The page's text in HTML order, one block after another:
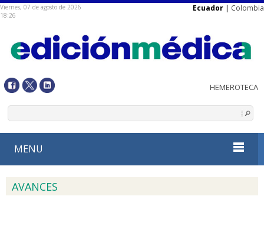
Viernes, 07 de agosto de 2026
18:26
Ecuador | Colombia
MENU
AVANCES